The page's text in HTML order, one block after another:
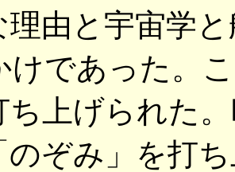
理由と宇宙学
けであった。
ち上げられた
のぞみ」を打